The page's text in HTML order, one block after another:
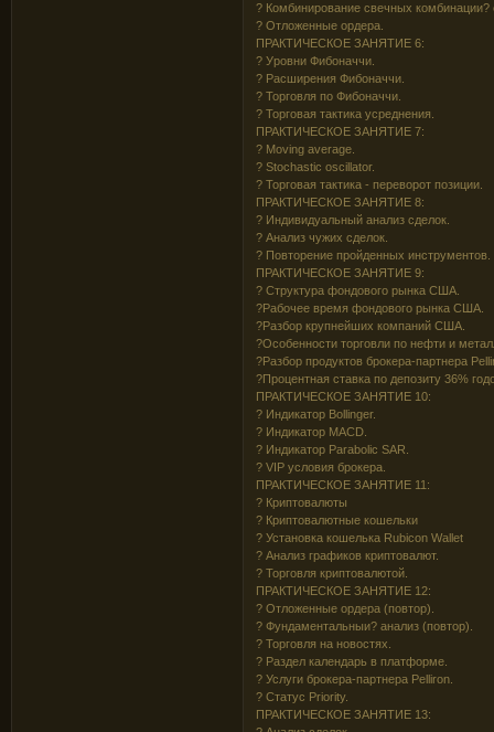
? Комбинирование свечных комбинации?
? Отложенные ордера.
ПРАКТИЧЕСКОЕ ЗАНЯТИЕ 6:
? Уровни Фибоначчи.
? Расширения Фибоначчи.
? Торговля по Фибоначчи.
? Торговая тактика усреднения.
ПРАКТИЧЕСКОЕ ЗАНЯТИЕ 7:
? Moving average.
? Stochastic oscillator.
? Торговая тактика - переворот позиции.
ПРАКТИЧЕСКОЕ ЗАНЯТИЕ 8:
? Индивидуальный анализ сделок.
? Анализ чужих сделок.
? Повторение пройденных инструментов.
ПРАКТИЧЕСКОЕ ЗАНЯТИЕ 9:
? Структура фондового рынка США.
?Рабочее время фондового рынка США.
?Разбор крупнейших компаний США.
?Особенности торговли по нефти и
?Разбор продуктов брокера-партнера
?Процентная ставка по депозиту 36%
ПРАКТИЧЕСКОЕ ЗАНЯТИЕ 10:
? Индикатор Bollinger.
? Индикатор MACD.
? Индикатор Parabolic SAR.
? VIP условия брокера.
ПРАКТИЧЕСКОЕ ЗАНЯТИЕ 11:
? Криптовалюты
? Криптовалютные кошельки
? Установка кошелька Rubicon Wallet
? Анализ графиков криптовалют.
? Торговля криптовалютой.
ПРАКТИЧЕСКОЕ ЗАНЯТИЕ 12:
? Отложенные ордера (повтор).
? Фундаментальныи? анализ (повтор).
? Торговля на новостях.
? Раздел календарь в платформе.
? Услуги брокера-партнера Pelliron.
? Cтатус Priority.
ПРАКТИЧЕСКОЕ ЗАНЯТИЕ 13: